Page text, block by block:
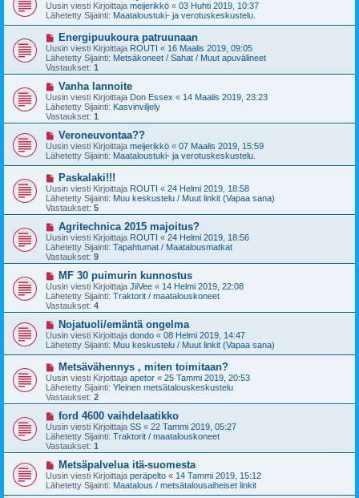
s
t
u
s
i
v
e
s
t
Uusin viesti Kirjoittaja meijerikkö « 03 Huhti 2019, 10:37
Lähetetty Sijainti: Maataloustuki- ja verotuskeskustelu.
U
u
s
i
v
s
t
i
Energipuukoura patruunaan
Uusin viesti Kirjoittaja ROUTI « 16 Maalis 2019, 09:05
Lähetetty Sijainti: Metsäkoneet / Sahat / Muut apuvälineet
Vastaukset: 1
U
u
s
i
v
s
t
Vanha lannoite
Uusin viesti Kirjoittaja Don Essex « 14 Maalis 2019, 23:23
Lähetetty Sijainti: Kasvinviljely
Vastaukset: 1
U
u
s
i
v
e
s
t
Veroneuvontaa??
Uusin viesti Kirjoittaja meijerikkö « 07 Maalis 2019, 15:59
Lähetetty Sijainti: Maataloustuki- ja verotuskeskustelu.
U
u
s
i
v
e
s
t
i
Paskalaki!!!
Uusin viesti Kirjoittaja ROUTI « 24 Helmi 2019, 18:58
Lähetetty Sijainti: Muu keskustelu / Muut linkit (Vapaa sana)
Vastaukset: 5
U
u
s
i
v
e
s
t
i
Agritechnica 2015 majoitus?
Uusin viesti Kirjoittaja ROUTI « 24 Helmi 2019, 18:56
Lähetetty Sijainti: Tapahtumat / Maatalousmatkat
Vastaukset: 9
U
u
s
i
v
e
s
t
MF 30 puimurin kunnostus
Uusin viesti Kirjoittaja JiiVee « 14 Helmi 2019, 22:08
Lähetetty Sijainti: Traktorit / maatalouskoneet
Vastaukset: 4
U
u
s
i
v
e
s
t
Nojatuoli/emäntä ongelma
Uusin viesti Kirjoittaja dondo « 08 Helmi 2019, 14:47
Lähetetty Sijainti: Muu keskustelu / Muut linkit (Vapaa sana)
U
u
s
i
v
e
s
t
i
Metsävähennys , miten toimitaan?
Uusin viesti Kirjoittaja apetor « 25 Tammi 2019, 20:53
Lähetetty Sijainti: Yleinen metsätalouskeskustelu
Vastaukset: 2
U
u
s
i
v
e
s
t
ford 4600 vaihdelaatikko
Uusin viesti Kirjoittaja SS « 22 Tammi 2019, 05:27
Lähetetty Sijainti: Traktorit / maatalouskoneet
Vastaukset: 1
U
u
s
i
Metsäpalvelua itä-suomesta
Uusin viesti Kirjoittaja peräpelto « 14 Tammi 2019, 15:12
Lähetetty Sijainti: Maatalous / metsätalousaiheiset linkit